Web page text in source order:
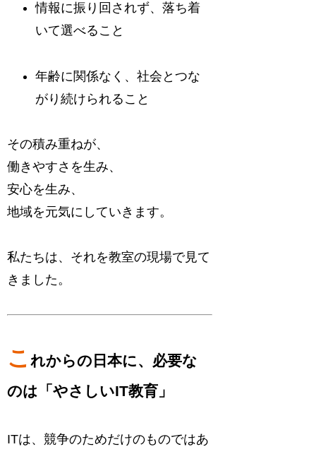
情報に振り回されず、落ち着
いて選べること
年齢に関係なく、社会とつな
がり続けられること
その積み重ねが、
働きやすさを生み、
安心を生み、
地域を元気にしていきます。
私たちは、それを教室の現場で見て
きました。
これからの日本に、必要な
のは「やさしいIT教育」
ITは、競争のためだけのものではあ